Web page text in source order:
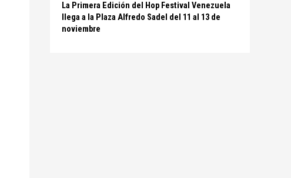
La Primera Edición del Hop Festival Venezuela
llega a la Plaza Alfredo Sadel del 11 al 13 de
noviembre